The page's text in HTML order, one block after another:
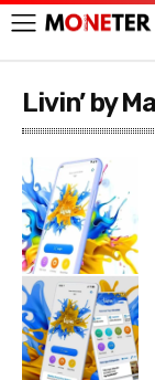
Livin’ by